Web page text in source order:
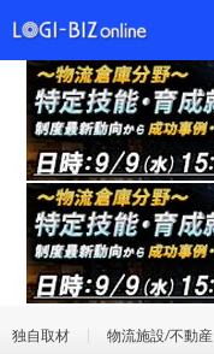
独自取材 物流施設/不動産